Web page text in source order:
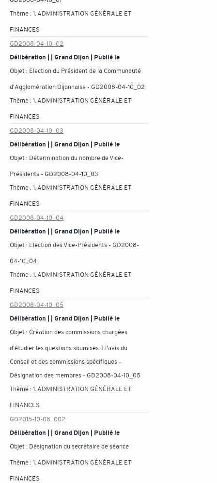
Thème :1. ADMINISTRATION GÉNÉRALE ET
FINANCES
GD2008-04-10_02
Délibération | | Grand Dijon | Publié le
Objet : Election du Président de la Communauté
d'Agglomération Dijonnaise - GD2008-04-10_02
Thème :1. ADMINISTRATION GÉNÉRALE ET
FINANCES
GD2008-04-10_03
Délibération | | Grand Dijon | Publié le
Objet : Détermination du nombre de Vice-
Présidents - GD2008-04-10_03
Thème :1. ADMINISTRATION GÉNÉRALE ET
FINANCES
GD2008-04-10_04
Délibération | | Grand Dijon | Publié le
Objet : Election des Vice-Présidents - GD2008-
04-10_04
Thème :1. ADMINISTRATION GÉNÉRALE ET
FINANCES
GD2008-04-10_05
Délibération | | Grand Dijon | Publié le
Objet : Création des commissions chargées
d'étudier les questions soumises à l'avis du
Conseil et des commissions spécifiques -
Désignation des membres - GD2008-04-10_05
Thème :1. ADMINISTRATION GÉNÉRALE ET
FINANCES
GD2015-10-08_002
Délibération | | Grand Dijon | Publié le
Objet : Désignation du secrétaire de séance
Thème :1. ADMINISTRATION GÉNÉRALE ET
FINANCES